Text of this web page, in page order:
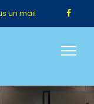
un mail